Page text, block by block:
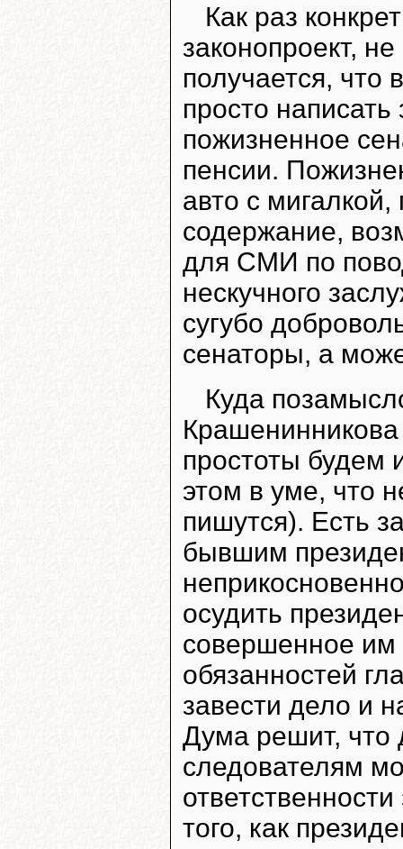
Как раз
законопроект,
получается, что
просто
пожизненное
пенсии.
авто с
содержание,
для СМИ по
нескучного
сугубо
сенаторы, а
Куда
простоты будем
этом в уме, что
пишутся). Есть
бывшим
осудить
совершенное им
обязанностей
завести дело и
Дума решит, что
следователям
того, как